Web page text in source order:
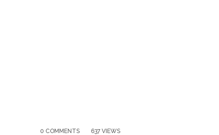
0 COMMENTS 637 VIEWS